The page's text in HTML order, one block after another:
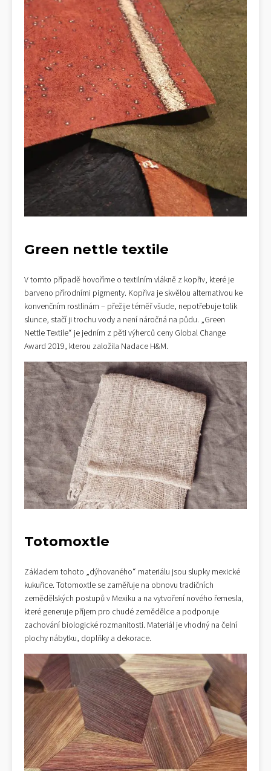
Green nettle textile
V tomto případě hovoříme o textilním vlákně z kopřiv, které je
barveno přírodními pigmenty. Kopřiva je skvělou alternativou ke
konvenčním rostlinám – přežije téměř všude, nepotřebuje tolik
slunce, stačí ji trochu vody a není náročná na půdu. „Green
Nettle Textile“ je jedním z pěti výherců ceny Global Change
Award 2019, kterou založila Nadace H&M.
Totomoxtle
Základem tohoto „dýhovaného“ materiálu jsou slupky mexické
kukuřice. Totomoxtle se zaměřuje na obnovu tradičních
zemědělských postupů v Mexiku a na vytvoření nového řemesla,
které generuje příjem pro chudé zemědělce a podporuje
zachování biologické rozmanitosti. Materiál je vhodný na čelní
plochy nábytku, doplňky a dekorace.